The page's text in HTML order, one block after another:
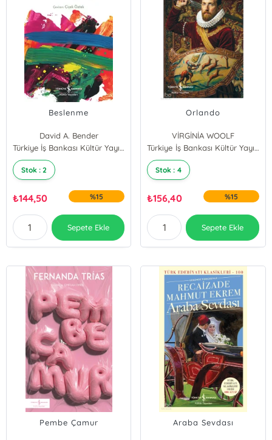
Beslenme
David A. Bender
Türkiye İş Bankası Kültür Yayınları
Stok : 2
₺144,50 %15
Sepete Ekle
Orlando
VİRGİNİA WOOLF
Türkiye İş Bankası Kültür Yayınları
Stok : 4
₺156,40 %15
Sepete Ekle
Pembe Çamur Araba Sevdası